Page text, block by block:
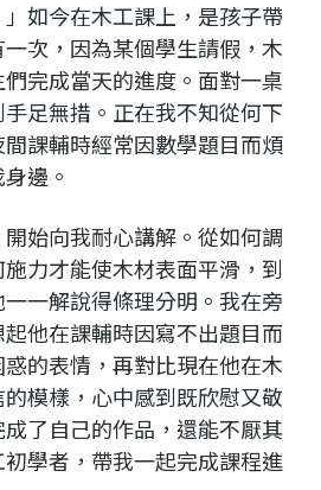
如今在木工課上，是孩子帶
次，因為某個學生請假，木
完成當天的進度。面對一桌
足無措。正在我不知從何下
課輔時經常因數學題目而煩
邊。
始向我耐心講解。從如何調
力才能使木材表面平滑，到
一解說得條理分明。我在旁
他在課輔時因寫不出題目而
的表情，再對比現在他在木
模樣，心中感到既欣慰又敬
了自己的作品，還能不厭其
學者，帶我一起完成課程進